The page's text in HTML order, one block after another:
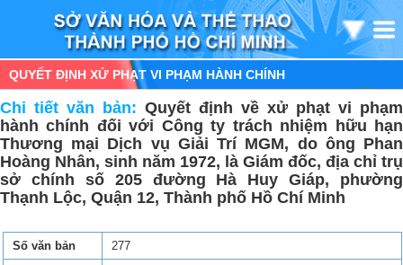
QUYẾT ĐỊNH XỬ PHẠT VI PHẠM HÀNH CHÍNH
Chi tiết văn bản: Quyết định về xử phạt vi phạm
hành chính đối với Công ty trách nhiệm hữu hạn
Thương mại Dịch vụ Giải Trí MGM, do ông Phan
Hoàng Nhân, sinh năm 1972, là Giám đốc, địa chỉ trụ
sở chính số 205 đường Hà Huy Giáp, phường
Thạnh Lộc, Quận 12, Thành phố Hồ Chí Minh
Số văn bản
277